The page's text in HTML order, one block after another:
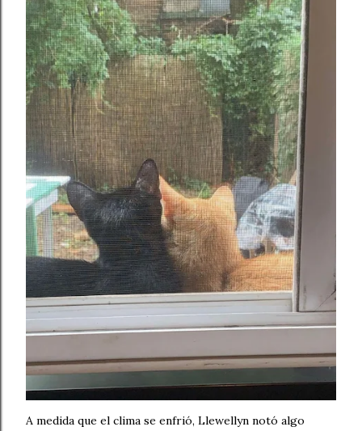
A medida que el clima se enfrió, Llewellyn notó algo